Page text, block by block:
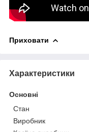
Приховати
Характеристики
Основні
Стан
Виробник